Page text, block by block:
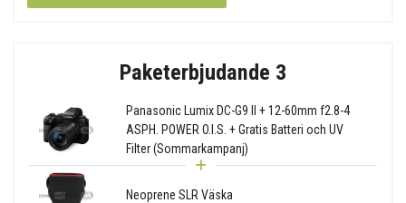
Paketerbjudande 3
Panasonic Lumix DC-G9 II + 12-60mm f2.8-4
ASPH. POWER O.I.S. + Gratis Batteri och UV
Filter (Sommarkampanj)
Neoprene SLR Väska